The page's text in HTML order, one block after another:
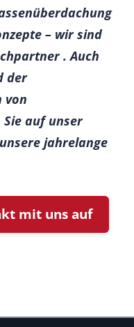
– wir sind
. Auch
der
von
auf unser
jahrelange
mit uns auf